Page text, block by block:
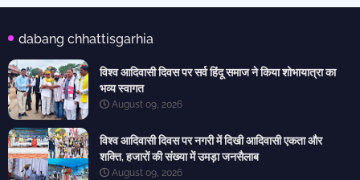
dabang chhattisgarhia
विश्व आदिवासी दिवस पर सर्व हिंदू समाज ने किया शोभायात्रा का
भव्य स्वागत
August 09, 2026
विश्व आदिवासी दिवस पर नगरी में दिखी आदिवासी एकता और
शक्ति, हजारों की संख्या में उमड़ा जनसैलाब
August 09, 2026